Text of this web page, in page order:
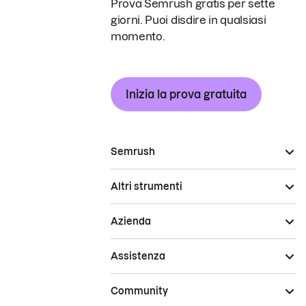
Prova Semrush gratis per sette
giorni. Puoi disdire in qualsiasi
momento.
Inizia la prova gratuita
Semrush
Altri strumenti
Azienda
Assistenza
Community